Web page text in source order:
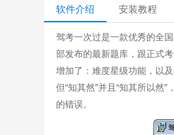
软件介绍 安装教程
驾考一次过是一款优秀的全
部发布的最新题库，跟正式
增加了：难度星级功能，以
但“知其然”并且“知其所以然
的错误。